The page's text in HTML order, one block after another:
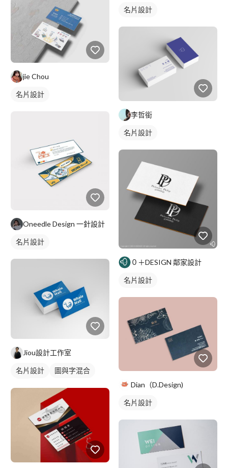
jie Chou
名片設計
Oneedle Design 一針設計
名片設計
Jiou設計工作室
名片設計
圖與字混合
名片設計
李哲銜
名片設計
０＋DESIGN 鄰家設計
名片設計
Dian（D.Design)
名片設計